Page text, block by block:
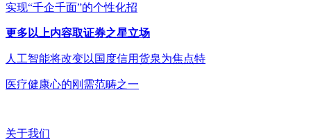
实现“千企千面”的个性化招
更多以上内容取证券之星立场
人工智能将改变以国度信用货泉为焦点特
医疗健康心的刚需范畴之一
关于我们